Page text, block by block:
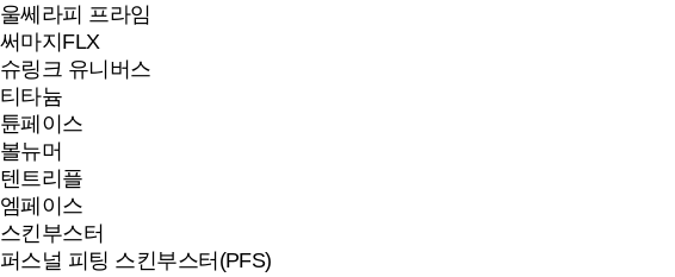
울쎄라피 프라임
써마지FLX
슈링크 유니버스
티타늄
튠페이스
볼뉴머
텐트리플
엠페이스
스킨부스터
퍼스널 피팅 스킨부스터(PFS)